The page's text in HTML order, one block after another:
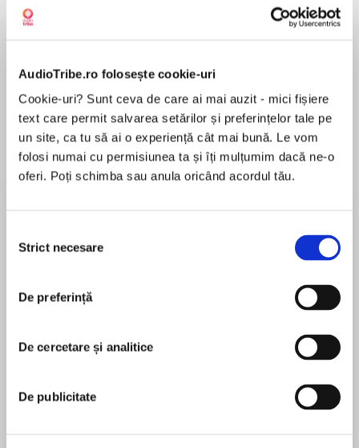
AudioTribe.ro folosește cookie-uri
Cookie-uri? Sunt ceva de care ai mai auzit - mici fișiere
text care permit salvarea setărilor și preferințelor tale pe
un site, ca tu să ai o experiență cât mai bună. Le vom
folosi numai cu permisiunea ta și îți mulțumim dacă ne-o
oferi. Poți schimba sau anula oricând acordul tău.
consimțământului
Strict necesare
De preferință
De cercetare și analitice
De publicitate
de...
Dani Francis
la...
Lauren Weisberger
Desprecarte
It’s not a crime to steal a heart...
Sophie Roseingrave hates nothing more than a
swindler. After her family lost their piano shop
to a con man in London, they’re trying to start
fresh in a new town. Her father is convinced
Sophie is not so sure. She has grave suspicions
about silk-weaver Madeline Crewe, whose
stunning beauty doesn’t hide the fact that she’s
up to something.
În acest moment nu există recenzii
Olivia Waite
Olivia Waite writes historical romance, fantasy,
and science fiction. She is currently the romance